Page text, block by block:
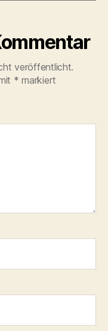
veröffentlicht.
* markiert